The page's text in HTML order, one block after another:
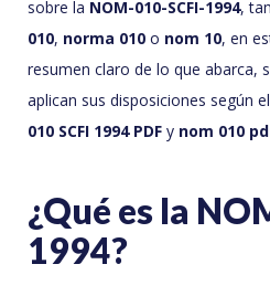
sobre la NOM-010-SCFI-1994,
010, norma 010 o nom 10, en
resumen claro de lo que abarca,
aplican sus disposiciones según
010 SCFI 1994 PDF y nom 010
¿Qué es la
1994?